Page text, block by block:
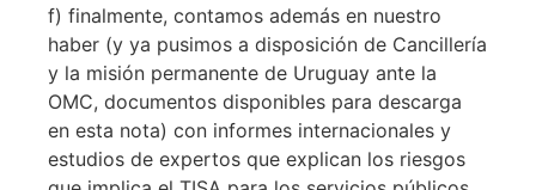
f) finalmente, contamos además en nuestro
haber (y ya pusimos a disposición de Cancillería
y la misión permanente de Uruguay ante la
OMC, documentos disponibles para descarga
en esta nota) con informes internacionales y
estudios de expertos que explican los riesgos